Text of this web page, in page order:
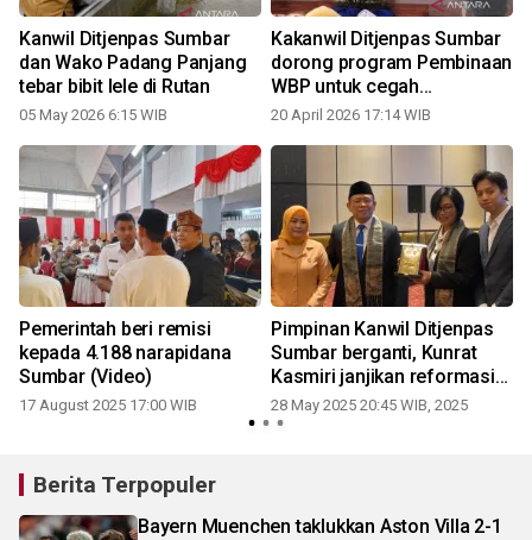
Kanwil Ditjenpas Sumbar
dan Wako Padang Panjang
tebar bibit lele di Rutan
05 May 2026 6:15 WIB
Kakanwil Ditjenpas Sumbar
dorong program Pembinaan
WBP untuk cegah
residivisme
20 April 2026 17:14 WIB
Pemerintah beri remisi
kepada 4.188 narapidana
Sumbar (Video)
17 August 2025 17:00 WIB
Pimpinan Kanwil Ditjenpas
Sumbar berganti, Kunrat
Kasmiri janjikan reformasi
pelayanan
28 May 2025 20:45 WIB, 2025
Berita Terpopuler
Bayern Muenchen taklukkan Aston Villa 2-1